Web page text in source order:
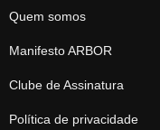
Quem somos
Manifesto ARBOR
Clube de Assinatura
Política de privacidade